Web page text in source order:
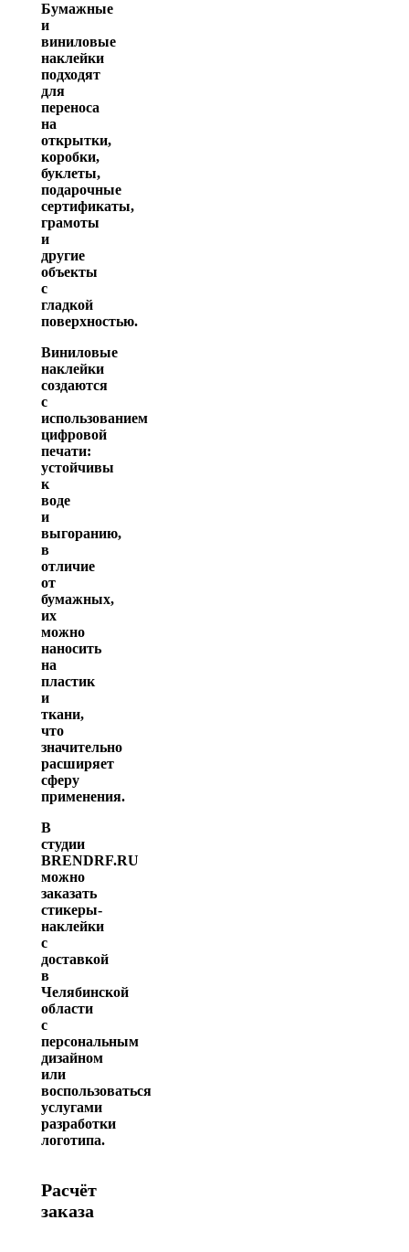
Бумажные
и
виниловые
наклейки
подходят
для
переноса
на
открытки,
коробки,
буклеты,
подарочные
сертификаты,
грамоты
и
другие
объекты
с
гладкой
поверхностью.
Виниловые
наклейки
создаются
с
использованием
цифровой
печати:
устойчивы
к
воде
и
выгоранию,
в
отличие
от
бумажных,
их
можно
наносить
на
пластик
и
ткани,
что
значительно
расширяет
сферу
применения.
В
студии
BRENDRF.RU
можно
заказать
стикеры-
наклейки
с
доставкой
в
Челябинской
области
с
персональным
дизайном
или
воспользоваться
услугами
разработки
логотипа.
Расчёт
заказа